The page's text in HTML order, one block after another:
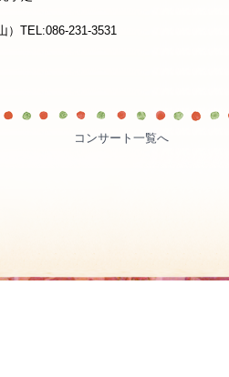
）TEL:086-231-3531
コンサート一覧へ